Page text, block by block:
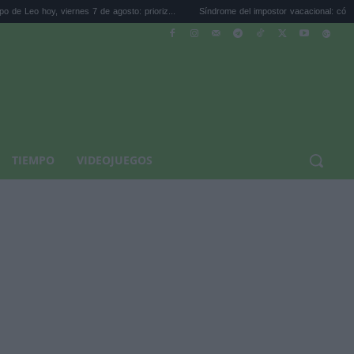
7 de agosto: prioriz... Síndrome del impostor vacacional: cómo dejar de se...
TIEMPO VIDEOJUEGOS